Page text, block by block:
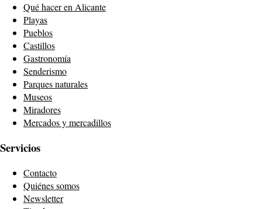
Qué hacer en Alicante
Playas
Pueblos
Castillos
Gastronomía
Senderismo
Parques naturales
Museos
Miradores
Mercados y mercadillos
Servicios
Contacto
Quiénes somos
Newsletter